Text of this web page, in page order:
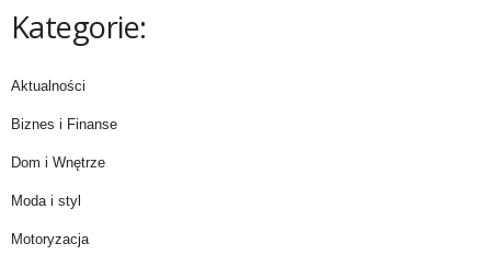
Kategorie:
Aktualności
Biznes i Finanse
Dom i Wnętrze
Moda i styl
Motoryzacja